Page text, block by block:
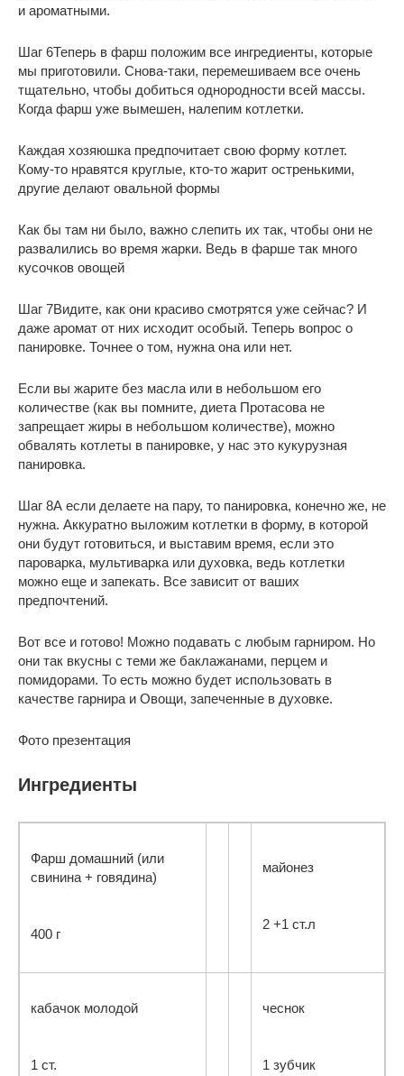
и ароматными.
Шаг 6Теперь в фарш положим все ингредиенты, которые
мы приготовили. Снова-таки, перемешиваем все очень
тщательно, чтобы добиться однородности всей массы.
Когда фарш уже вымешен, налепим котлетки.
Каждая хозяюшка предпочитает свою форму котлет.
Кому-то нравятся круглые, кто-то жарит остренькими,
другие делают овальной формы
Как бы там ни было, важно слепить их так, чтобы они не
развалились во время жарки. Ведь в фарше так много
кусочков овощей
Шаг 7Видите, как они красиво смотрятся уже сейчас? И
даже аромат от них исходит особый. Теперь вопрос о
панировке. Точнее о том, нужна она или нет.
Если вы жарите без масла или в небольшом его
количестве (как вы помните, диета Протасова не
запрещает жиры в небольшом количестве), можно
обвалять котлеты в панировке, у нас это кукурузная
панировка.
Шаг 8А если делаете на пару, то панировка, конечно же, не
нужна. Аккуратно выложим котлетки в форму, в которой
они будут готовиться, и выставим время, если это
пароварка, мультиварка или духовка, ведь котлетки
можно еще и запекать. Все зависит от ваших
предпочтений.
Вот все и готово! Можно подавать с любым гарниром. Но
они так вкусны с теми же баклажанами, перцем и
помидорами. То есть можно будет использовать в
качестве гарнира и Овощи, запеченные в духовке.
Фото презентация
Ингредиенты
Фарш домашний (или
свинина + говядина)
400 г
майонез
2 +1 ст.л
кабачок молодой
1 ст.
чеснок
1 зубчик